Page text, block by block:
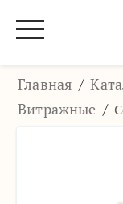
Главная /
Витражные /